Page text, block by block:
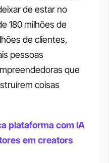
de estar no
180 milhões de
de clientes,
pessoas
que
coisas
plataforma com IA
em creators